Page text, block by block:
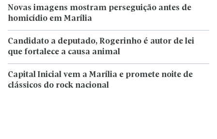
Novas imagens mostram perseguição antes de
homicídio em Marília
Candidato a deputado, Rogerinho é autor de lei
que fortalece a causa animal
Capital Inicial vem a Marília e promete noite de
clássicos do rock nacional